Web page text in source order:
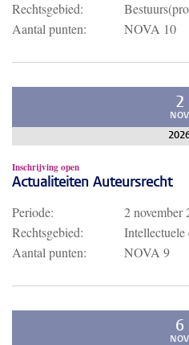
Rechtsgebied:
Aantal punten:
NOVA 10
2
NOV
Inschrijving open
Actualiteiten Auteursrecht
Periode: 2 november
Rechtsgebied:
Intellectuele
Aantal punten:
NOVA 9
6
NOV